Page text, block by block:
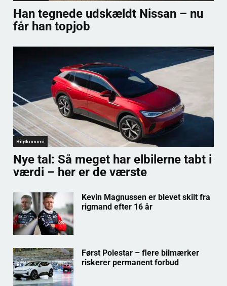
Han tegnede udskældt Nissan – nu
får han topjob
Biløkonomi
Nye tal: Så meget har elbilerne tabt i
værdi – her er de værste
Kevin Magnussen er blevet skilt fra
rigmand efter 16 år
Først Polestar – flere bilmærker
riskerer permanent forbud